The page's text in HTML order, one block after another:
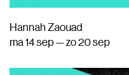
Hannah Zaouad
ma 14 sep — zo 20 sep